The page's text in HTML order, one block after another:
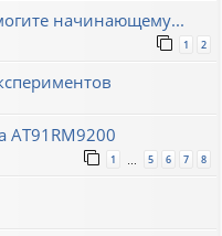
начинающему...
1 2
AT91RM9200
1 5 6 7 8